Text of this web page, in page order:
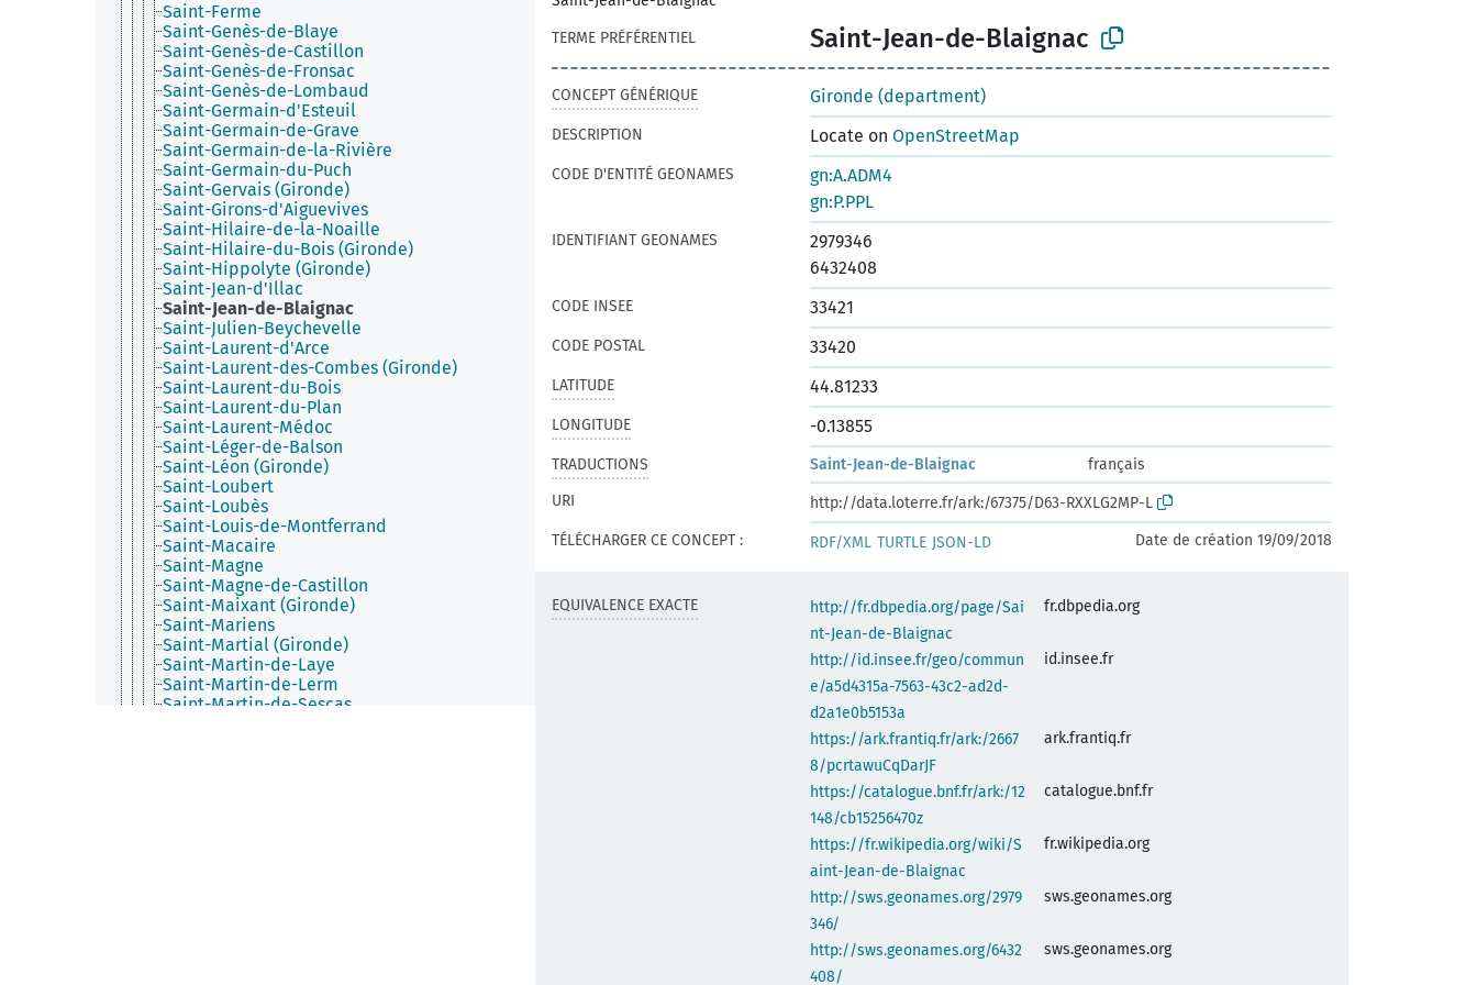
Saint-Ferme
Saint-Genès-de-Blaye
Saint-Genès-de-Castillon
Saint-Genès-de-Fronsac
Saint-Genès-de-Lombaud
Saint-Germain-d'Esteuil
Saint-Germain-de-Grave
Saint-Germain-de-la-Rivière
Saint-Germain-du-Puch
Saint-Gervais (Gironde)
Saint-Girons-d'Aiguevives
Saint-Hilaire-de-la-Noaille
Saint-Hilaire-du-Bois (Gironde)
Saint-Hippolyte (Gironde)
Saint-Jean-d'Illac
Saint-Jean-de-Blaignac
Saint-Julien-Beychevelle
Saint-Laurent-d'Arce
Saint-Laurent-des-Combes (Gironde)
Saint-Laurent-du-Bois
Saint-Laurent-du-Plan
Saint-Laurent-Médoc
Saint-Léger-de-Balson
Saint-Léon (Gironde)
Saint-Loubert
Saint-Loubès
Saint-Louis-de-Montferrand
Saint-Macaire
Saint-Magne
Saint-Magne-de-Castillon
Saint-Maixant (Gironde)
Saint-Mariens
Saint-Martial (Gironde)
Saint-Martin-de-Laye
Saint-Martin-de-Lerm
Saint-Martin-de-Sescas
TERME PRÉFÉRENTIEL
Saint-Jean-de-Blaignac
CONCEPT GÉNÉRIQUE Gironde (department)
DESCRIPTION Locate on OpenStreetMap
CODE D'ENTITÉ GEONAMES
gn:A.ADM4
gn:P.PPL
IDENTIFIANT GEONAMES
2979346
6432408
CODE INSEE 33421
CODE POSTAL 33420
LATITUDE 44.81233
LONGITUDE -0.13855
TRADUCTIONS Saint-Jean-de-Blaignac
français
URI
http://data.loterre.fr/ark:/67375/D63-RXXLG2MP-L
TÉLÉCHARGER CE CONCEPT :
RDF/XML TURTLE JSON-LD Date de création 19/09/2018
EQUIVALENCE EXACTE
http://fr.dbpedia.org/page/Sai
nt-Jean-de-Blaignac
fr.dbpedia.org
http://id.insee.fr/geo/commun
e/a5d4315a-7563-43c2-ad2d-
d2a1e0b5153a
id.insee.fr
https://ark.frantiq.fr/ark:/2667
8/pcrtawuCqDarJF
ark.frantiq.fr
https://catalogue.bnf.fr/ark:/12
148/cb15256470z
catalogue.bnf.fr
https://fr.wikipedia.org/wiki/S
aint-Jean-de-Blaignac
fr.wikipedia.org
http://sws.geonames.org/2979
346/
sws.geonames.org
http://sws.geonames.org/6432
408/
sws.geonames.org